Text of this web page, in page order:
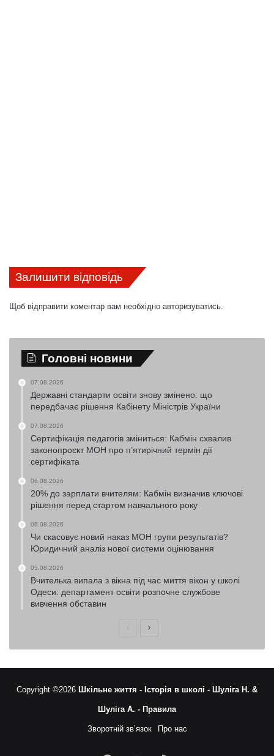
Залишити відповідь
Щоб відправити коментар вам необхідно авторизуватись.
Головні новини
07.08.2026
Державні стандарти освіти знову змінено: що
передбачає рішення Кабінету Міністрів України
07.08.2026
Сертифікація педагогів зміниться: Кабмін схвалив
законопроєкт МОН про п’ятирічний термін дії
сертифіката
06.08.2026
20% до зарплати вчителям: Кабмін визначив ключові
рішення перед стартом навчального року
06.08.2026
Чи скасовує новий наказ МОН групи результатів?
Юридичний аналіз нової системи оцінювання
05.08.2026
Вчителька випала з вікна під час миття вікон у школі
Одеси: департамент освіти розпочне службове
вивчення обставин
ПопередняНаступна
Copyright ©2026 Шкільне життя - Історія в школі - Шуліга Н. &
Шуліга А. - Правила
Зворотній зв’язок Про нас